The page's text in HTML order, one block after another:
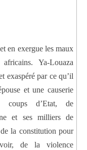
en exergue les maux
Ya-Louaza
exaspéré par ce qu’il
et une causerie
coups d’Etat, de
et ses milliers de
la constitution pour
de la violence